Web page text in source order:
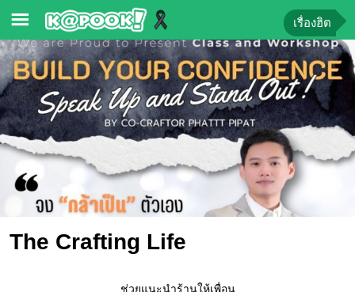
ข่าว-
ความ
รู้
ข่าว
ข่าว
บันเทิง
หวย
เรื่องฮิต
The Crafting Life
ช่วยแนะนำร้านให้เพื่อน